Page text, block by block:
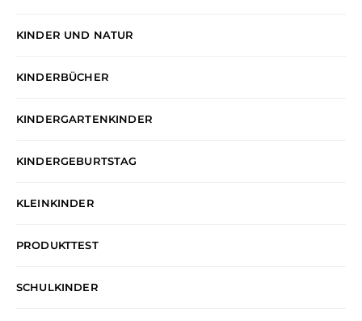
KINDER UND NATUR
KINDERBÜCHER
KINDERGARTENKINDER
KINDERGEBURTSTAG
KLEINKINDER
PRODUKTTEST
SCHULKINDER